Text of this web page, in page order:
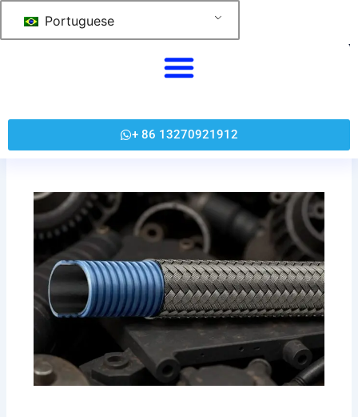
Portuguese
+ 86 13270921912